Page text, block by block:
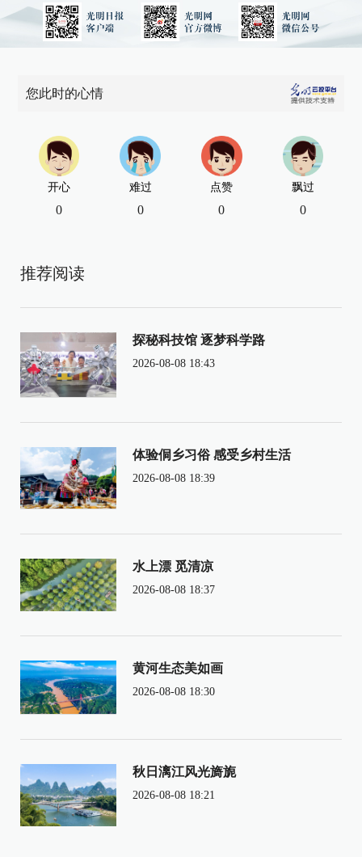
您此时的心情
开心
0
难过
0
点赞
0
飘过
0
推荐阅读
探秘科技馆 逐梦科学路
2026-08-08 18:43
体验侗乡习俗 感受乡村生活
2026-08-08 18:39
水上漂 觅清凉
2026-08-08 18:37
黄河生态美如画
2026-08-08 18:30
秋日漓江风光旖旎
2026-08-08 18:21